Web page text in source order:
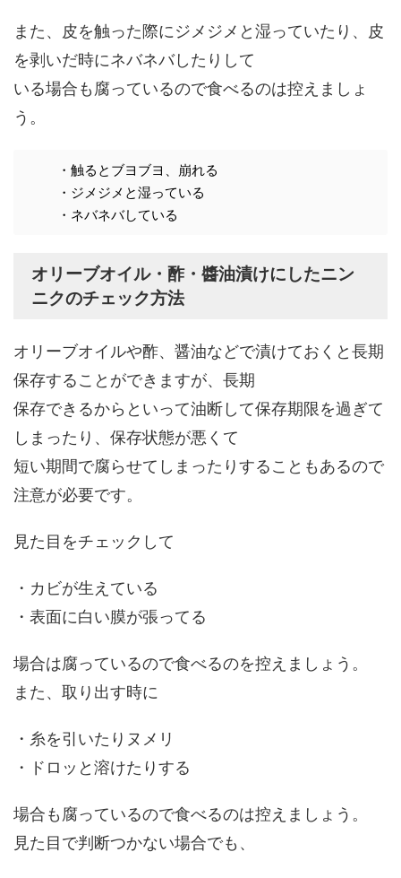
また、皮を触った際にジメジメと湿っていたり、皮
を剥いだ時にネバネバしたりして
いる場合も腐っているので食べるのは控えましょ
う。
・触るとブヨブヨ、崩れる
・ジメジメと湿っている
・ネバネバしている
オリーブオイル・酢・醬油漬けにしたニン
ニクのチェック方法
オリーブオイルや酢、醤油などで漬けておくと長期
保存することができますが、長期
保存できるからといって油断して保存期限を過ぎて
しまったり、保存状態が悪くて
短い期間で腐らせてしまったりすることもあるので
注意が必要です。
見た目をチェックして
・カビが生えている
・表面に白い膜が張ってる
場合は腐っているので食べるのを控えましょう。
また、取り出す時に
・糸を引いたりヌメリ
・ドロッと溶けたりする
場合も腐っているので食べるのは控えましょう。
見た目で判断つかない場合でも、